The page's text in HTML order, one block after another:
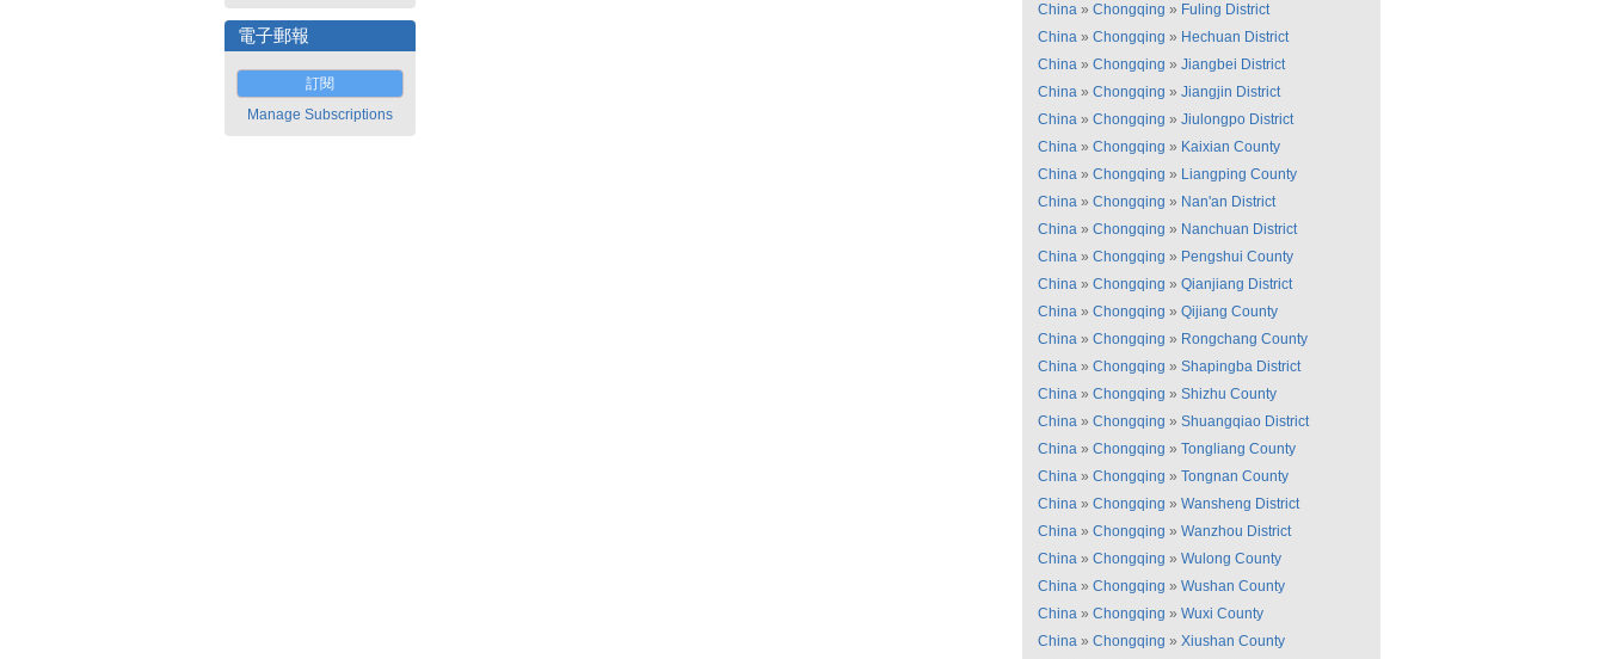
電子郵報
訂閱
Manage Subscriptions
China » Chongqing » Fuling District
China » Chongqing » Hechuan District
China » Chongqing » Jiangbei District
China » Chongqing » Jiangjin District
China » Chongqing » Jiulongpo District
China » Chongqing » Kaixian County
China » Chongqing » Liangping County
China » Chongqing » Nan'an District
China » Chongqing » Nanchuan District
China » Chongqing » Pengshui County
China » Chongqing » Qianjiang District
China » Chongqing » Qijiang County
China » Chongqing » Rongchang County
China » Chongqing » Shapingba District
China » Chongqing » Shizhu County
China » Chongqing » Shuangqiao District
China » Chongqing » Tongliang County
China » Chongqing » Tongnan County
China » Chongqing » Wansheng District
China » Chongqing » Wanzhou District
China » Chongqing » Wulong County
China » Chongqing » Wushan County
China » Chongqing » Wuxi County
China » Chongqing » Xiushan County